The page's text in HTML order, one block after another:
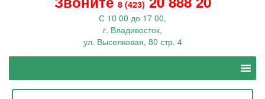
8 (423)
С 10 00 до 17 00,
г. Владивосток,
ул. Выселковая, 80 стр. 4